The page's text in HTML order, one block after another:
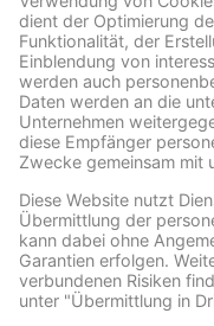
ARCHIVE
Facebook
Wir benötigen